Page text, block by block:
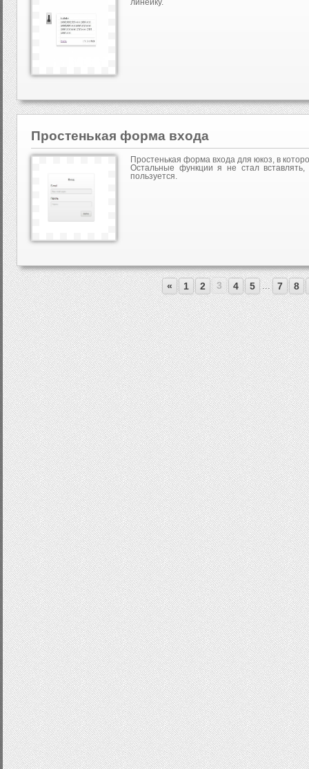
линейку.
Простенькая форма входа
Простенькая форма входа для юкоз, в
Остальные функции я не стал
пользуется.
« 1 2 3 4 5 ... 7 8